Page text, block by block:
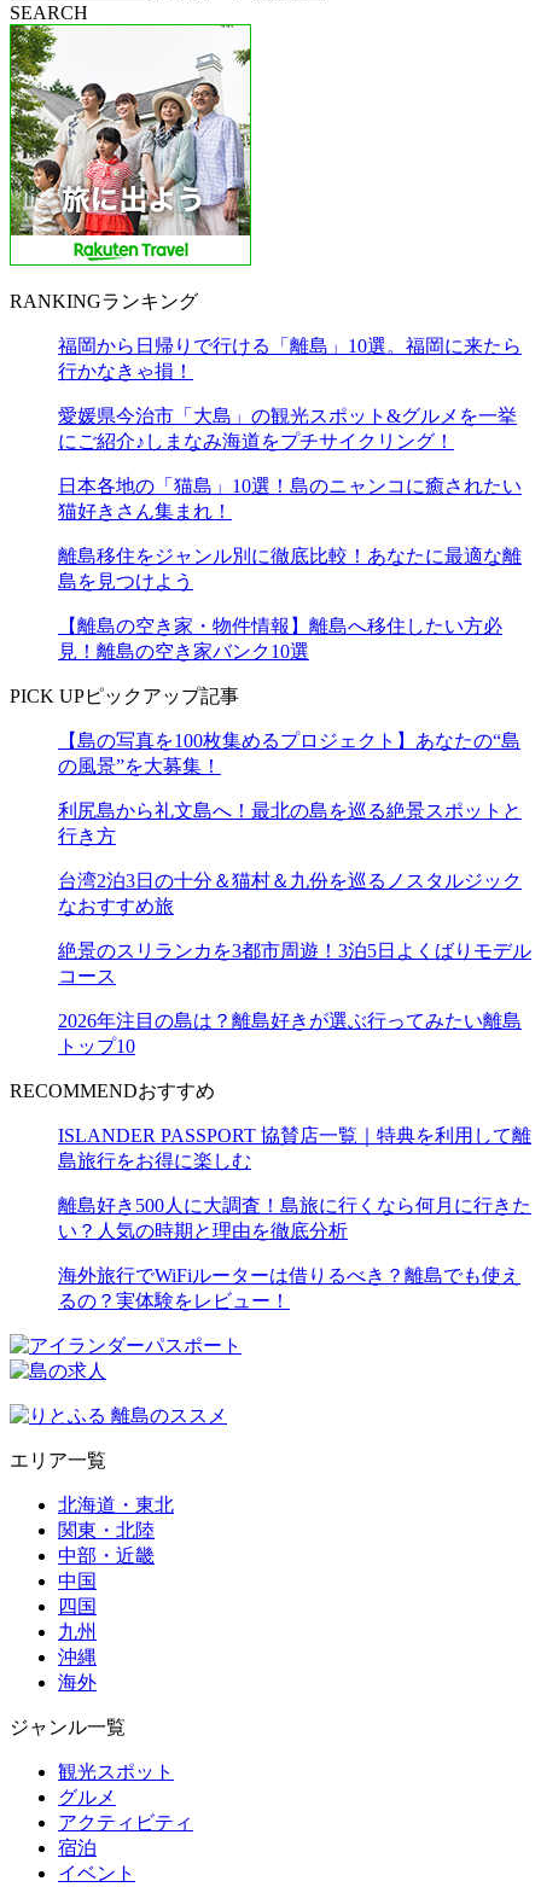
SEARCH
RANKINGランキング
福岡から日帰りで行ける「離島」10選。福岡に来たら
行かなきゃ損！
愛媛県今治市「大島」の観光スポット&グルメを一挙
にご紹介♪しまなみ海道をプチサイクリング！
日本各地の「猫島」10選！島のニャンコに癒されたい
猫好きさん集まれ！
離島移住をジャンル別に徹底比較！あなたに最適な離
島を見つけよう
【離島の空き家・物件情報】離島へ移住したい方必
見！離島の空き家バンク10選
PICK UPピックアップ記事
【島の写真を100枚集めるプロジェクト】あなたの“島
の風景”を大募集！
利尻島から礼文島へ！最北の島を巡る絶景スポットと
行き方
台湾2泊3日の十分＆猫村＆九份を巡るノスタルジック
なおすすめ旅
絶景のスリランカを3都市周遊！3泊5日よくばりモデル
コース
2026年注目の島は？離島好きが選ぶ行ってみたい離島
トップ10
RECOMMENDおすすめ
ISLANDER PASSPORT 協賛店一覧｜特典を利用して離
島旅行をお得に楽しむ
離島好き500人に大調査！島旅に行くなら何月に行きた
い？人気の時期と理由を徹底分析
海外旅行でWiFiルーターは借りるべき？離島でも使え
るの？実体験をレビュー！
エリア一覧
北海道・東北
関東・北陸
中部・近畿
中国
四国
九州
沖縄
海外
ジャンル一覧
観光スポット
グルメ
アクティビティ
宿泊
イベント